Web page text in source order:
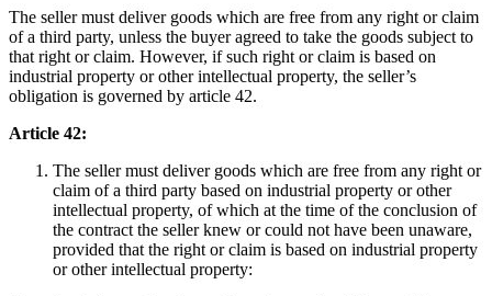
The seller must deliver goods which are free from any right or claim
of a third party, unless the buyer agreed to take the goods subject to
that right or claim. However, if such right or claim is based on
industrial property or other intellectual property, the seller’s
obligation is governed by article 42.
Article 42:
The seller must deliver goods which are free from any right or
claim of a third party based on industrial property or other
intellectual property, of which at the time of the conclusion of
the contract the seller knew or could not have been unaware,
provided that the right or claim is based on industrial property
or other intellectual property: